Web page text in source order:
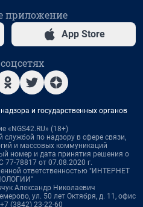
приложение
App Store
и государственных органов
«NGS42.RU» (18+)
службой по надзору в сфере связи,
и массовых коммуникаций
номер и дата принятия решения о
78817 от 07.08.2020 г.
ответственностью "ИНТЕРНЕТ
Александр Николаевич
ул. 50 лет Октября, д. 11, офис
(3842) 23-22-60